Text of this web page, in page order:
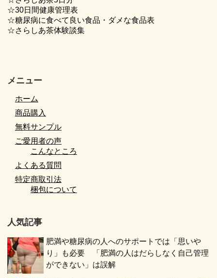
☆30日間健康管理表
☆糖尿病に食べて良い食品・ダメな食品表
☆さらしあ茶体験談集
メニュー
ホーム
商品購入
無料サンプル
ご愛用者の声
こんなところ
よくある質問
特定商取引法
梱包について
人気記事
肥満や糖尿病の人へのサポートでは「思いや
り」も必要 「肥満の人はだらしなく自己管理
ができない」は誤解